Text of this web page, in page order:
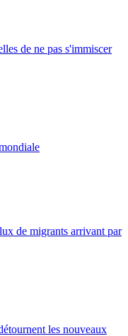
de ne pas s'immiscer
de migrants arrivant par
les nouveaux